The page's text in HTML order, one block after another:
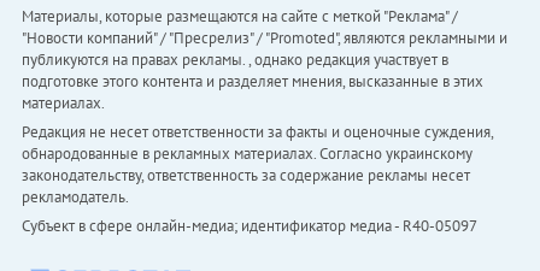
Материалы, которые размещаются на сайте с меткой "Реклама" /
"Новости компаний" / "Пресрелиз" / "Promoted", являются рекламными и
публикуются на правах рекламы. , однако редакция участвует в
подготовке этого контента и разделяет мнения, высказанные в этих
материалах.
Редакция не несет ответственности за факты и оценочные суждения,
обнародованные в рекламных материалах. Согласно украинскому
законодательству, ответственность за содержание рекламы несет
рекламодатель.
Субъект в сфере онлайн-медиа; идентификатор медиа - R40-05097